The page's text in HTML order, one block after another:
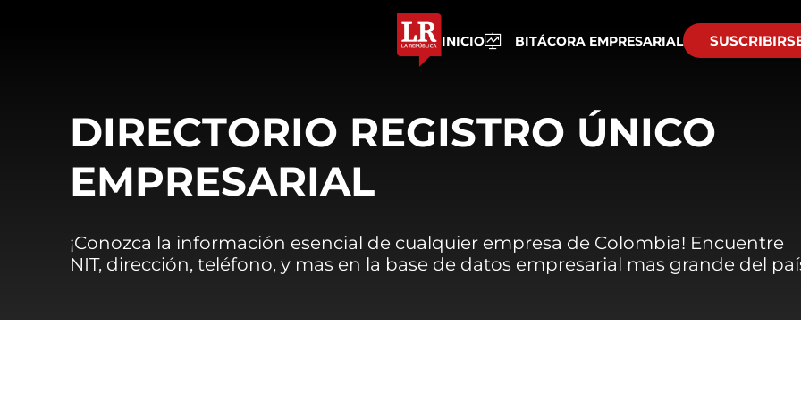
INICIO BITÁCORA EMPRESARIAL
DIRECTORIO REGISTRO ÚNICO
EMPRESARIAL
¡Conozca la información esencial de cualquier empresa de Colombia! Encuentre
NIT, dirección, teléfono, y mas en la base de datos empresarial mas grande del